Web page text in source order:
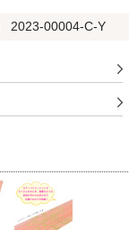
2023-00004-C-Y